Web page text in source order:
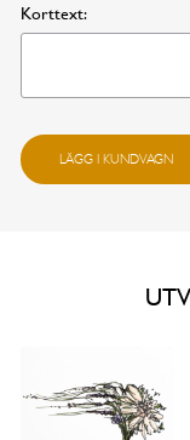
Korttext:
trädgården mängd
LÄGG I KUNDVAGN